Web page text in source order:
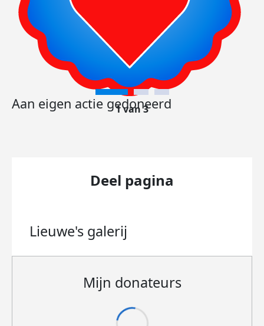
Aan eigen actie gedoneerd
1 van 3
Deel pagina
Lieuwe's galerij
Mijn donateurs